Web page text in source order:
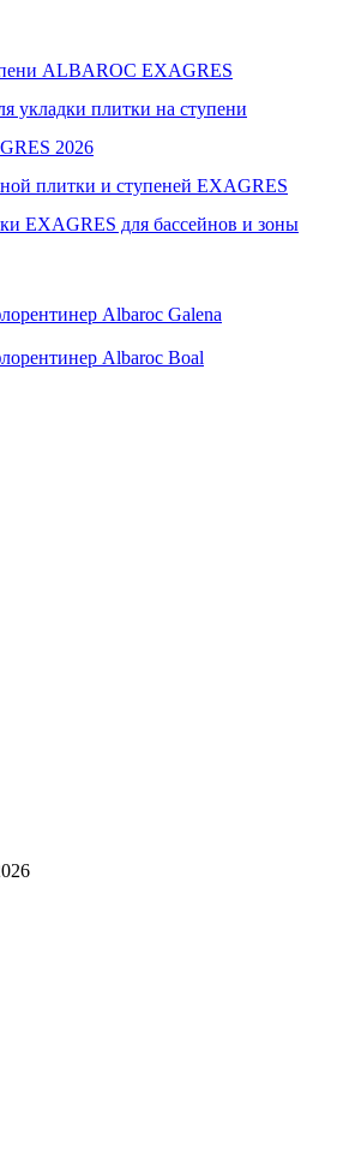
ALBAROC EXAGRES
укладки плитки на ступени
2026
плитки и ступеней EXAGRES
EXAGRES для бассейнов и зоны
Albaroc Galena
Albaroc Boal